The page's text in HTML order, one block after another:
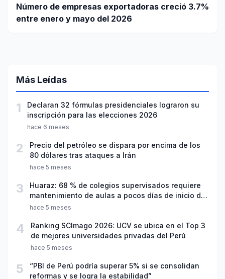
Número de empresas exportadoras creció 3.7%
entre enero y mayo del 2026
Más Leídas
1
Declaran 32 fórmulas presidenciales lograron su
inscripción para las elecciones 2026
hace 6 meses
2
Precio del petróleo se dispara por encima de los
80 dólares tras ataques a Irán
hace 5 meses
3
Huaraz: 68 % de colegios supervisados requiere
mantenimiento de aulas a pocos días de inicio del
año escolar 2026
hace 5 meses
4
Ranking SCImago 2026: UCV se ubica en el Top 3
de mejores universidades privadas del Perú
hace 5 meses
5
“PBI de Perú podría superar 5% si se consolidan
reformas y se logra la estabilidad”